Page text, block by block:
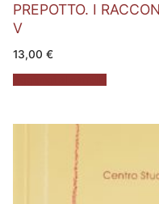
PREPOTTO. I
V
13,00 €